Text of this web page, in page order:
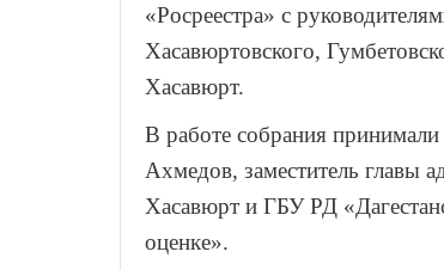
«Росреестра» с
Хасавюртовского,
Хасавюрт.
В работе собрания
Ахмедов, заместитель главы
Хасавюрт и ГБУ РД
оценке».